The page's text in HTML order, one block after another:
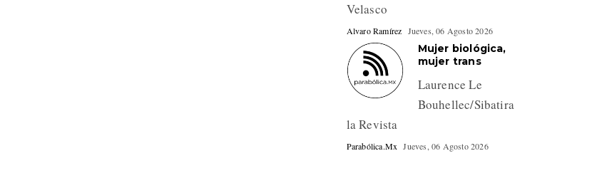
Velasco
Alvaro Ramírez Jueves, 06 Agosto 2026
Mujer biológica,
mujer trans
Laurence Le
Bouhellec/Sibatira
la Revista
Parabólica.Mx Jueves, 06 Agosto 2026